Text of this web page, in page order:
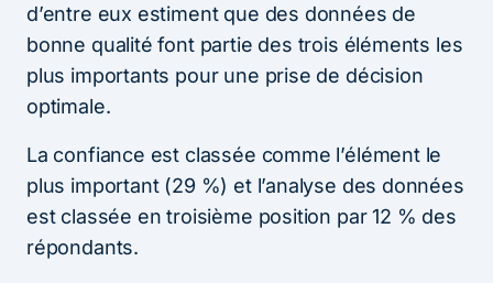
d’entre eux estiment que des données de
bonne qualité font partie des trois éléments les
plus importants pour une prise de décision
optimale.
La confiance est classée comme l’élément le
plus important (29 %) et l’analyse des données
est classée en troisième position par 12 % des
répondants.